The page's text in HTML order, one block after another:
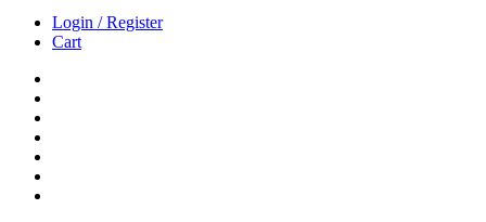
Login / Register
Cart